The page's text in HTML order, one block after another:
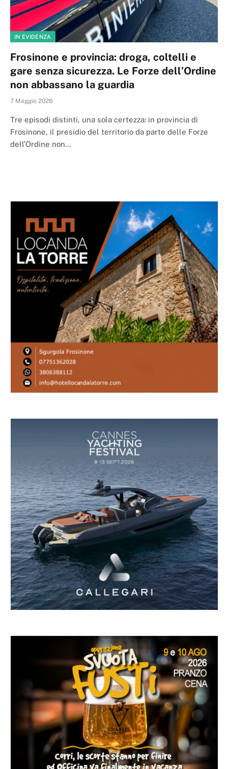
IN EVIDENZA
Frosinone e provincia: droga, coltelli e
gare senza sicurezza. Le Forze dell’Ordine
non abbassano la guardia
7 Maggio 2026
Tre episodi distinti, una sola certezza: in provincia di
Frosinone, il presidio del territorio da parte delle Forze
dell’Ordine non…